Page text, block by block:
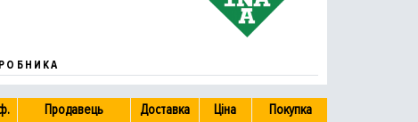
Продавець Доставка Ціна Покупка